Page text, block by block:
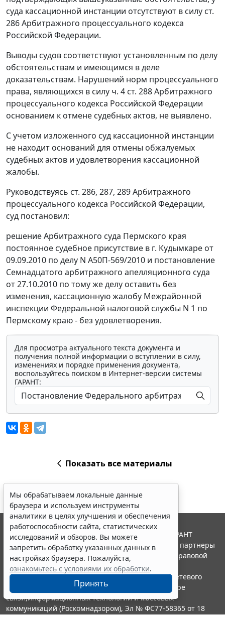
суда кассационной инстанции отсутствуют в силу ст.
286Арбитражного процессуального кодекса
Российской Федерации.
Выводы судов соответствуют установленным по делу
обстоятельствам и имеющимся в деле
доказательствам. Нарушений норм процессуального
права, являющихся в силу ч. 4 ст. 288Арбитражного
процессуального кодекса Российской Федерации
основанием к отмене судебных актов, не выявлено.
С учетом изложенного суд кассационной инстанции
не находит оснований для отмены обжалуемых
судебных актов и удовлетворения кассационной
жалобы.
Руководствуясь ст. 286, 287, 289Арбитражного
процессуального кодекса Российской Федерации,
суд постановил:
решение Арбитражного суда Пермского края
постоянное судебное присутствие в г. Кудымкаре от
09.09.2010 по делу N А50П-569/2010 и постановление
Семнадцатого арбитражного апелляционного суда
от 27.10.2010 по тому же делу оставить без
изменения, кассационную жалобу Межрайонной
инспекции Федеральной налоговой службы N 1 по
Пермскому краю - без удовлетворения.
Для просмотра актуального текста документа и
получения полной информации о вступлении в силу,
изменениях и порядке применения документа,
воспользуйтесь поиском в Интернет-версии системы
ГАРАНТ:
Показать все материалы
Мы обрабатываем локальные данные
браузера и используем инструменты
аналитики в целях улучшения и обеспечения
работоспособности сайта, статистических
исследований и обзоров. Вы можете
запретить обработку указанных данных в
настройках браузера. Пожалуйста,
ознакомьтесь с условиями их обработки.
Принять
© ООО "НПП "ГАРАНТ-СЕРВИС", 2026. Система ГАРАНТ
выпускается с 1990 года. Компания "Гарант" и ее партнеры
являются участниками Российской ассоциации правовой
информации ГАРАНТ.
Портал ГАРАНТ.РУ зарегистрирован в качестве сетевого
издания Федеральной службой по надзору в сфере
связи,информационных технологий и массовых
коммуникаций (Роскомнадзором), Эл № ФС77-58365 от 18